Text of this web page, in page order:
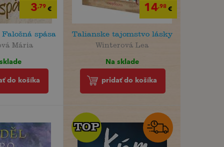
3,79 €
spása
Mária
do košíka
14,98€
Talianske tajomstvo lásky
Winterová Lea
Na sklade
pridať do košíka
TOP
TOP